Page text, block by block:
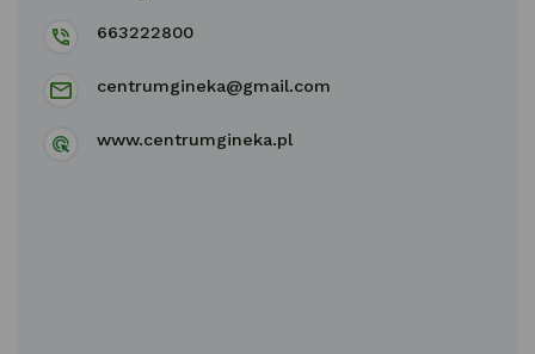
663222800
centrumgineka@gmail.com
www.centrumgineka.pl